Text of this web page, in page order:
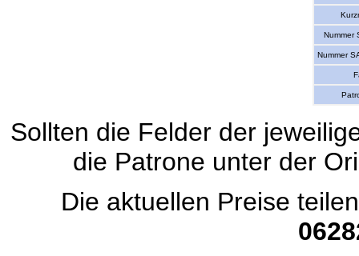
Nummer
Nummer
Sollten die Felder der
die Patrone unter der
Die aktuellen Preise